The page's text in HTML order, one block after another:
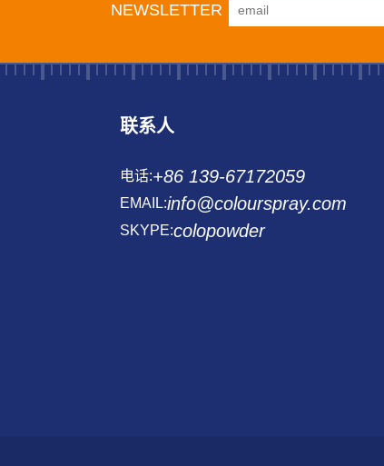
NEWSLETTER
联系人
电话:+86 139-67172059
EMAIL:info@colourspray.com
SKYPE:colopowder